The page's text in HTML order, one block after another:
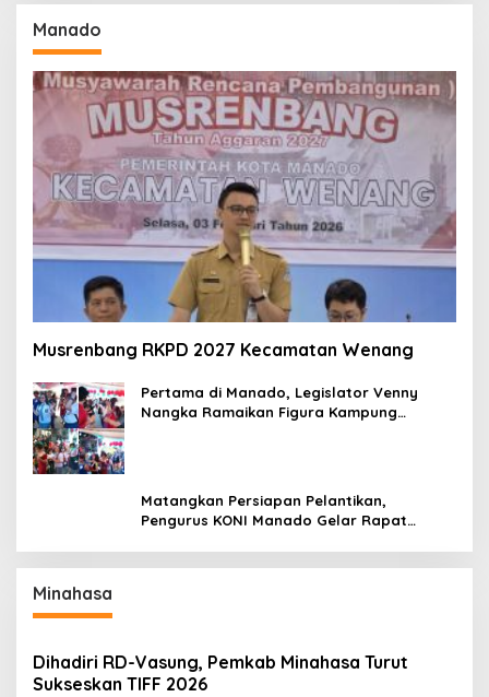
Manado
Musrenbang RKPD 2027 Kecamatan Wenang
Pertama di Manado, Legislator Venny
Nangka Ramaikan Figura Kampung
Matangkan Persiapan Pelantikan,
Pengurus KONI Manado Gelar Rapat
Minahasa
Dihadiri RD-Vasung, Pemkab Minahasa Turut
Sukseskan TIFF 2026